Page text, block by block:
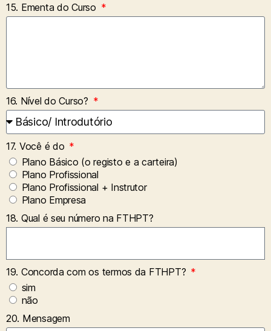
15. Ementa do Curso
16. Nível do Curso?
17. Você é do
Plano Básico (o registo e a carteira)
Plano Profissional
Plano Profissional + Instrutor
Plano Empresa
18. Qual é seu número na FTHPT?
19. Concorda com os termos da FTHPT?
sim
não
20. Mensagem